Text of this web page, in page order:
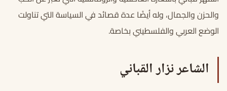
والحزن والجمال، وله أيضًا عدة قصائد في السياسة التي تناولت
الوضع العربي والفلسطيني بخاصة.
الشاعر نزار القباني